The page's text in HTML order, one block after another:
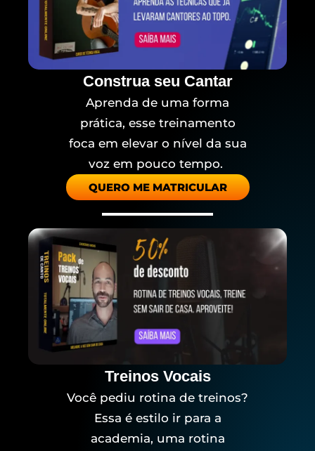
Construa seu Cantar
Aprenda de uma forma
prática, esse treinamento
foca em elevar o nível da sua
voz em pouco tempo.
QUERO ME MATRICULAR
Treinos Vocais
Você pediu rotina de treinos?
Essa é estilo ir para a
academia, uma rotina